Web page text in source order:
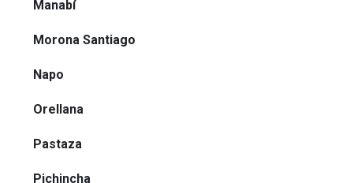
Manabí
Morona Santiago
Napo
Orellana
Pastaza
Pichincha